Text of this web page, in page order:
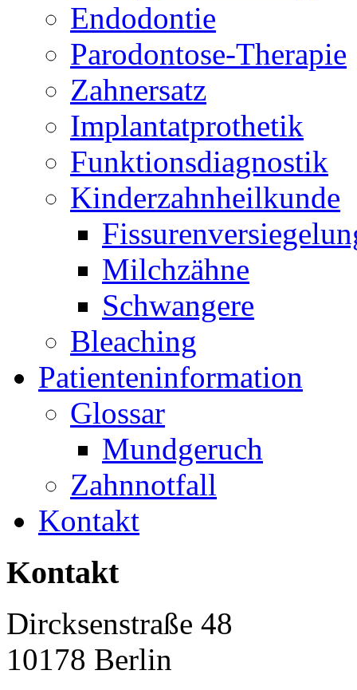
Endodontie
Parodontose-Therapie
Zahnersatz
Implantatprothetik
Funktionsdiagnostik
Kinderzahnheilkunde
Milchzähne
Schwangere
Bleaching
Patienteninformation
Glossar
Mundgeruch
Zahnnotfall
Kontakt
Kontakt
Dircksenstraße 48
10178 Berlin